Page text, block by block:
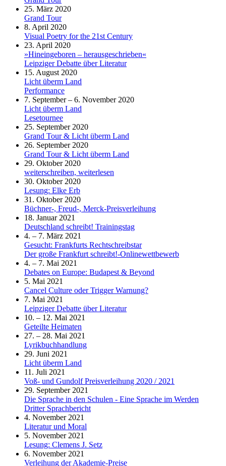
25. März 2020
Grand Tour
8. April 2020
Visual Poetry for the 21st Century
23. April 2020
»Hineingeboren – herausgeschrieben«
Leipziger Debatte über Literatur
15. August 2020
Licht überm Land
Performance
7. September – 6. November 2020
Licht überm Land
Lesetournee
25. September 2020
Grand Tour & Licht überm Land
26. September 2020
Grand Tour & Licht überm Land
29. Oktober 2020
weiterschreiben, weiterlesen
30. Oktober 2020
Lesung: Elke Erb
31. Oktober 2020
Büchner-, Freud-, Merck-Preisverleihung
18. Januar 2021
Deutschland schreibt! Trainingstag
4. – 7. März 2021
Gesucht: Frankfurts Rechtschreibstar
Der große Frankfurt schreibt!-Onlinewettbewerb
4. – 7. Mai 2021
Debates on Europe: Budapest & Beyond
5. Mai 2021
Cancel Culture oder Trigger Warnung?
7. Mai 2021
Leipziger Debatte über Literatur
10. – 12. Mai 2021
Geteilte Heimaten
27. – 28. Mai 2021
Lyrikbuchhandlung
29. Juni 2021
Licht überm Land
11. Juli 2021
Voß- und Gundolf Preisverleihung 2020 / 2021
29. September 2021
Die Sprache in den Schulen - Eine Sprache im Werden
Dritter Sprachbericht
4. November 2021
Literatur und Moral
5. November 2021
Lesung: Clemens J. Setz
6. November 2021
Verleihung der Akademie-Preise